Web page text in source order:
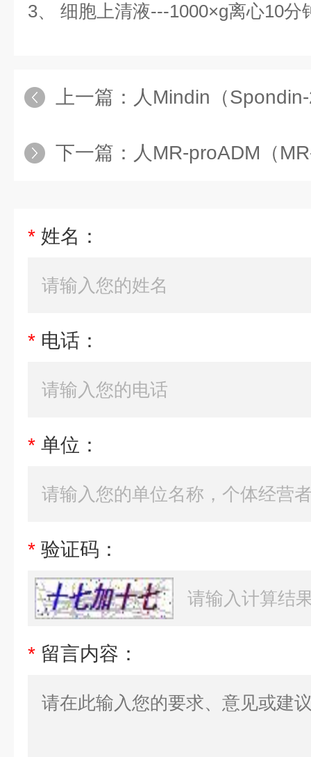
3、 细胞上清液---1000×g离心10分
上一篇： 人Mindin（
下一篇： 人MR-proADM（MR-
* 姓名：
* 电话：
* 单位：
* 验证码：
* 留言内容：